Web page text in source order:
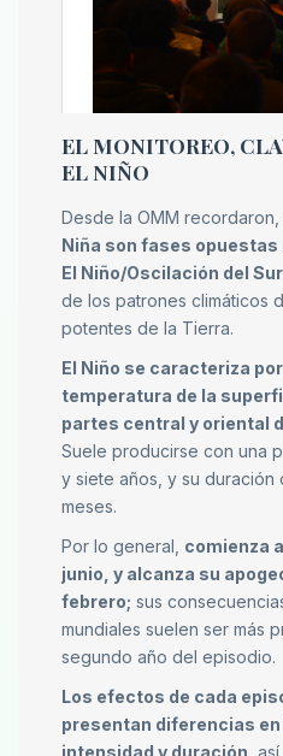
EL MONITOREO,
EL NIÑO
Desde la OMM
Niña son fases
El Niño/Oscilación del Sur
de los patrones climáticos
potentes de la Tierra.
El Niño se caracteriza
temperatura de la
partes central y oriental
Suele producirse con una
y siete años, y su
meses.
Por lo general, comienza
junio, y alcanza su
febrero; sus
mundiales suelen ser más
segundo año del episodio.
Los efectos de cada
presentan diferencias